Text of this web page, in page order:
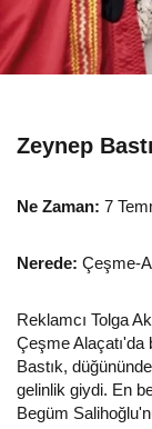
Zeynep
Ne Zaman: 7
Nerede: Çeşme-
Reklamcı Tolga
Çeşme Alaçatı'da
Bastık,
gelinlik giydi. En
Begüm